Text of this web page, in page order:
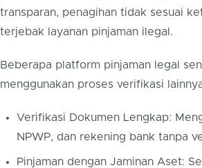
transparan, penagihan tidak sesuai
terjebak layanan pinjaman ilegal.
Beberapa platform pinjaman legal
menggunakan proses verifikasi
Verifikasi Dokumen Lengkap:
NPWP, dan rekening bank tanpa
Pinjaman dengan Jaminan Aset: